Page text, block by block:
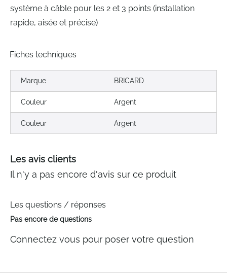
système à câble pour les 2 et 3 points (installation
rapide, aisée et précise)
Fiches techniques
Marque BRICARD
Couleur Argent
Couleur Argent
Les avis clients
Il n'y a pas encore d'avis sur ce produit
Les questions / réponses
Pas encore de questions
Connectez vous pour poser votre question